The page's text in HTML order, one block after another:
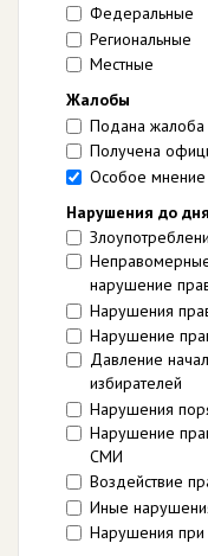
Федеральные
Региональные
Местные
Жалобы
Подана жалоба
Получена
Особое мнение
Нарушения до
нарушение
Нарушения
Нарушение
Давление
избирателей
Нарушения
Нарушение
СМИ
Воздействие
Иные
Нарушения при